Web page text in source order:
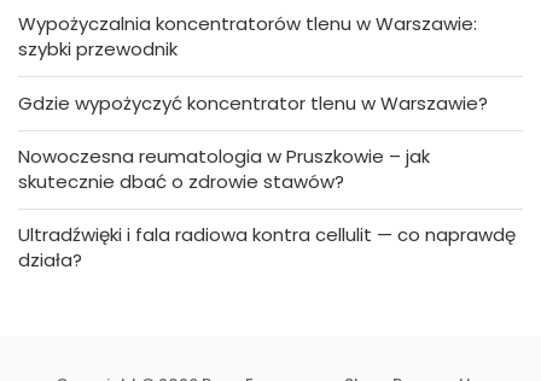
Wypożyczalnia koncentratorów tlenu w Warszawie:
szybki przewodnik
Gdzie wypożyczyć koncentrator tlenu w Warszawie?
Nowoczesna reumatologia w Pruszkowie – jak
skutecznie dbać o zdrowie stawów?
Ultradźwięki i fala radiowa kontra cellulit — co naprawdę
działa?